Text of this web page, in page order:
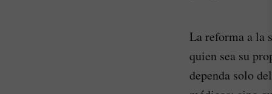
La reforma a la
quien sea su
dependa solo